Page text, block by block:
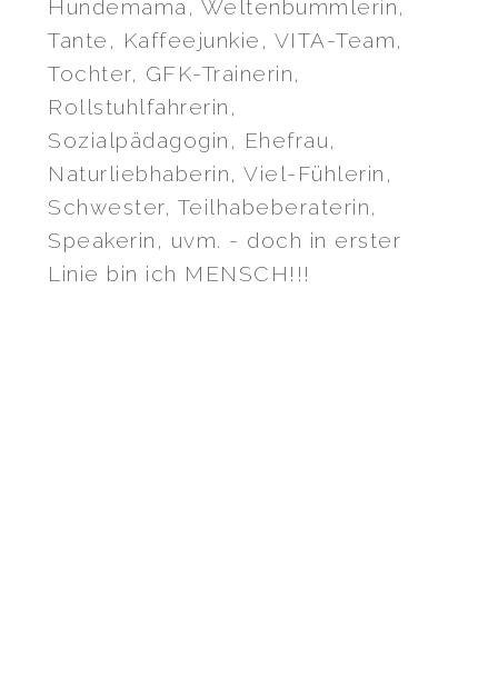
Hundemama, Weltenbummlerin,
Tante, Kaffeejunkie, VITA-Team,
Tochter, GFK-Trainerin,
Rollstuhlfahrerin,
Sozialpädagogin, Ehefrau,
Naturliebhaberin, Viel-Fühlerin,
Schwester, Teilhabeberaterin,
Speakerin, uvm. - doch in erster
Linie bin ich MENSCH!!!